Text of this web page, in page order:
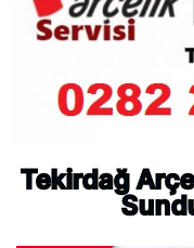
Tekirdağ